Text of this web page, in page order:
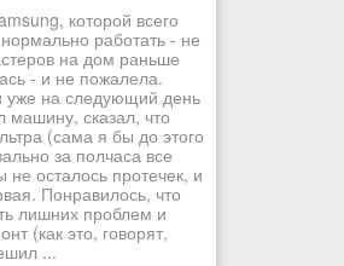
которой всего
работать - не
на дом раньше
- и не пожалела.
уже на следующий день
машину, сказал, что
(сама я бы до этого
за полчаса все
не осталось протечек, и
Понравилось, что
лишних проблем и
(как это, говорят,
...